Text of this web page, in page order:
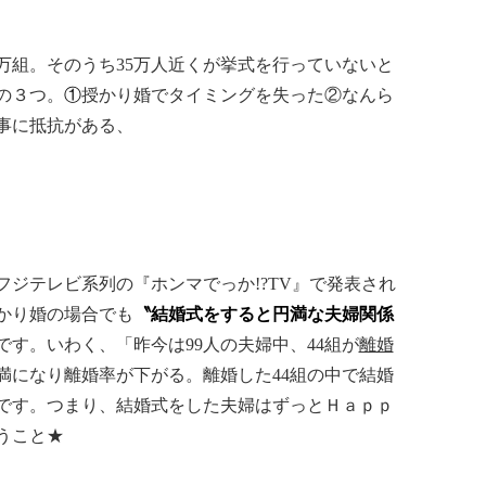
。そのうち35万人近くが挙式を行っていないと
つ。 ①授かり婚でタイミングを失った②なんら
抵抗がある、
テレビ系列の『ホンマでっか!?TV』で発表され
り婚の場合でも 〝結婚式をすると円満な夫婦関係
。いわく、
「昨今は99人の夫婦中、44組が離婚
なり離婚率が下がる。離婚した44組の中で結婚
。 つまり、結婚式をした夫婦はずっとＨａｐｐ
こと★